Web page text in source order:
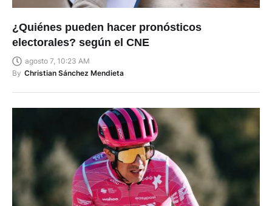
¿Quiénes pueden hacer pronósticos
electorales? según el CNE
agosto 7, 10:23 AM
By Christian Sánchez Mendieta